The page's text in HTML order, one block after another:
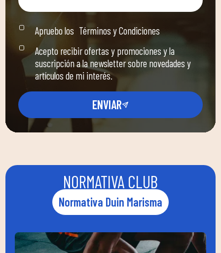
Apruebo los Términos y Condiciones
Acepto recibir ofertas y promociones y la
suscripción a la newsletter sobre novedades y
artículos de mi interés.
ENVIAR
NORMATIVA CLUB
Normativa Duin Marisma